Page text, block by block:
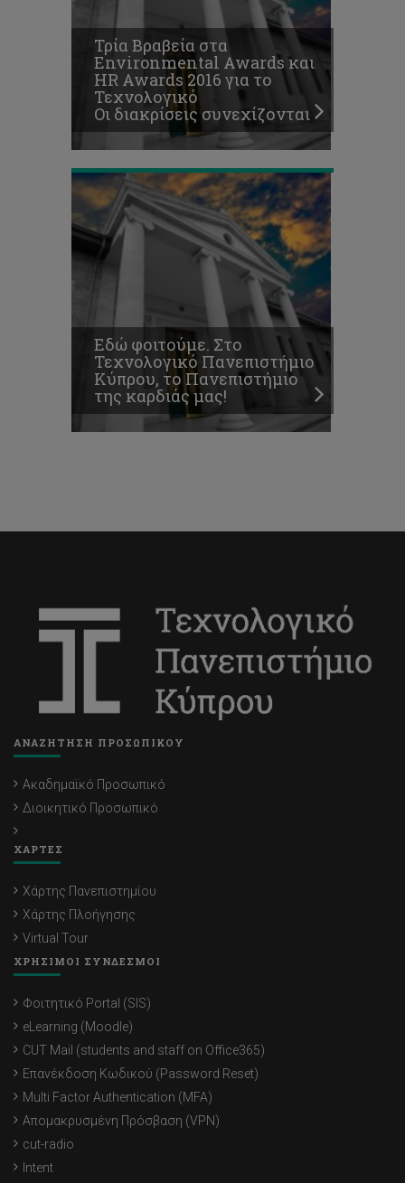
Τρία Βραβεία στα
Environmental Awards και
HR Awards 2016 για το
Τεχνολογικό
Οι διακρίσεις συνεχίζονται
Τεχνολογικό
Πανεπιστήμιο
Κύπρου,
το
Πανεπιστήμιο
της
καρδιάς
μας!
Εδώ φοιτούμε. Στο
Τεχνολογικό Πανεπιστήμιο
Κύπρου, το Πανεπιστήμιο
της καρδιάς μας!
ΑΝΑΖΗΤΗΣΗ ΠΡΟΣΩΠΙΚΟΥ
Ακαδημαϊκό Προσωπικό
Διοικητικό Προσωπικό
ΧΑΡΤΕΣ
Χάρτης Πανεπιστημίου
Χάρτης Πλοήγησης
Virtual Tour
ΧΡΗΣΙΜΟΙ ΣΥΝΔΕΣΜΟΙ
Φοιτητικό Portal (SIS)
eLearning (Moodle)
CUT Mail (students and staff on Office365)
Επανέκδοση Κωδικού (Password Reset)
Multi Factor Authentication (MFA)
Απομακρυσμένη Πρόσβαση (VPN)
cut-radio
Intent